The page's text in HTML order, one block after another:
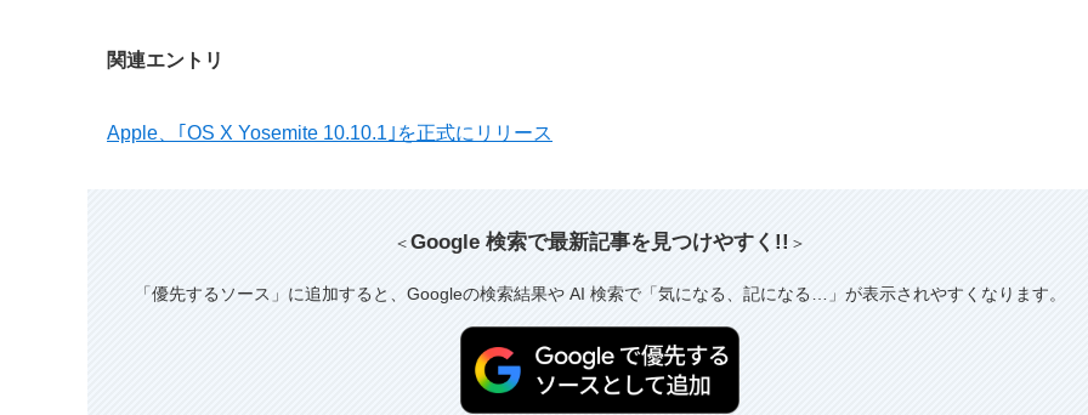
関連エントリ
Apple、｢OS X Yosemite 10.10.1｣を正式にリリース
＜Google 検索で最新記事を見つけやすく!! ＞
「優先するソース」に追加すると、Googleの検索結果や AI 検索で「気になる、記になる…」が表示されやすくなります。